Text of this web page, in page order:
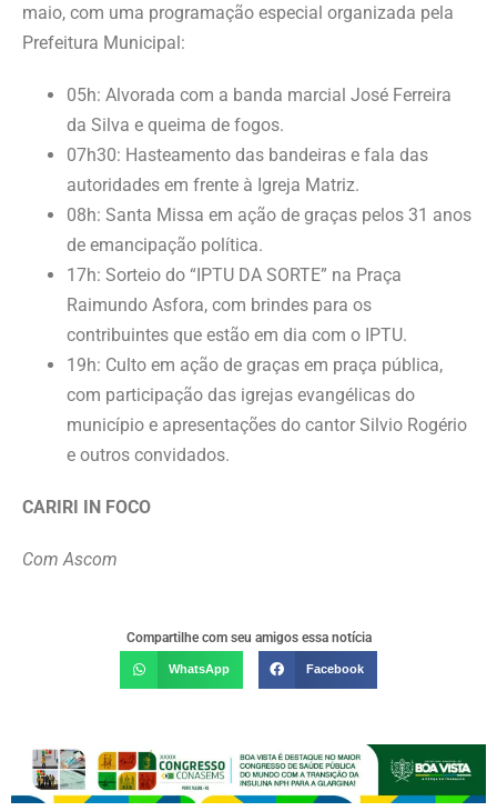
maio, com uma programação especial organizada pela
Prefeitura Municipal:
05h: Alvorada com a banda marcial José Ferreira
da Silva e queima de fogos.
07h30: Hasteamento das bandeiras e fala das
autoridades em frente à Igreja Matriz.
08h: Santa Missa em ação de graças pelos 31 anos
de emancipação política.
17h: Sorteio do “IPTU DA SORTE” na Praça
Raimundo Asfora, com brindes para os
contribuintes que estão em dia com o IPTU.
19h: Culto em ação de graças em praça pública,
com participação das igrejas evangélicas do
município e apresentações do cantor Silvio Rogério
e outros convidados.
CARIRI IN FOCO
Com Ascom
Compartilhe com seu amigos essa notícia
WhatsApp Facebook